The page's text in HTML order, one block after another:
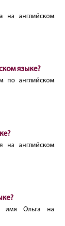
на английском
языке?
по английском
на английском
имя Ольга на